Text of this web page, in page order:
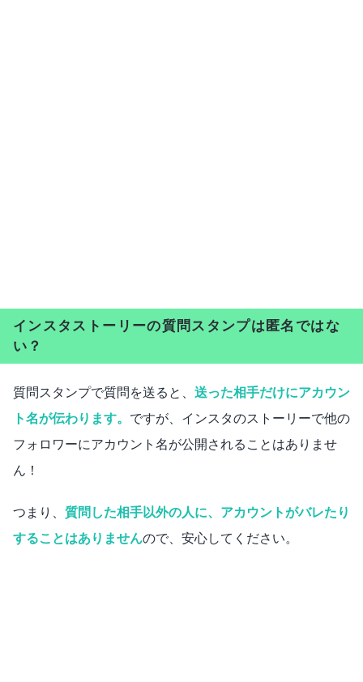
インスタストーリーの質問スタンプは匿名ではな
い？
質問スタンプで質問を送ると、 送った相手だけにアカウン
ト名が伝わります。 ですが、インスタのストーリーで他の
フォロワーにアカウント名が公開されることはありませ
ん！
つまり、 質問した相手以外の人に、アカウントがバレたり
することはありませんので、安心してください。